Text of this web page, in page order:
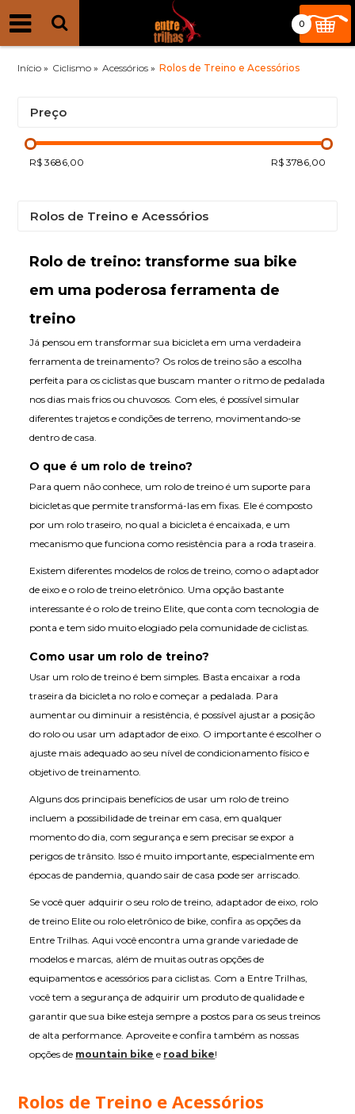
0
Início » Ciclismo » Acessórios » Rolos de Treino e Acessórios
Preço
R$ 3686,00 R$ 3786,00
Rolos de Treino e Acessórios
Rolo de treino: transforme sua bike
em uma poderosa ferramenta de
treino
Já pensou em transformar sua bicicleta em uma verdadeira
ferramenta de treinamento? Os rolos de treino são a escolha
perfeita para os ciclistas que buscam manter o ritmo de pedalada
nos dias mais frios ou chuvosos. Com eles, é possível simular
diferentes trajetos e condições de terreno, movimentando-se
dentro de casa.
O que é um rolo de treino?
Para quem não conhece, um rolo de treino é um suporte para
bicicletas que permite transformá-las em fixas. Ele é composto
por um rolo traseiro, no qual a bicicleta é encaixada, e um
mecanismo que funciona como resistência para a roda traseira.
Existem diferentes modelos de rolos de treino, como o adaptador
de eixo e o rolo de treino eletrônico. Uma opção bastante
interessante é o rolo de treino Elite, que conta com tecnologia de
ponta e tem sido muito elogiado pela comunidade de ciclistas.
Como usar um rolo de treino?
Usar um rolo de treino é bem simples. Basta encaixar a roda
traseira da bicicleta no rolo e começar a pedalada. Para
aumentar ou diminuir a resistência, é possível ajustar a posição
do rolo ou usar um adaptador de eixo. O importante é escolher o
ajuste mais adequado ao seu nível de condicionamento físico e
objetivo de treinamento.
Alguns dos principais benefícios de usar um rolo de treino
incluem a possibilidade de treinar em casa, em qualquer
momento do dia, com segurança e sem precisar se expor a
perigos de trânsito. Isso é muito importante, especialmente em
épocas de pandemia, quando sair de casa pode ser arriscado.
Se você quer adquirir o seu rolo de treino, adaptador de eixo, rolo
de treino Elite ou rolo eletrônico de bike, confira as opções da
Entre Trilhas. Aqui você encontra uma grande variedade de
modelos e marcas, além de muitas outras opções de
equipamentos e acessórios para ciclistas. Com a Entre Trilhas,
você tem a segurança de adquirir um produto de qualidade e
garantir que sua bike esteja sempre a postos para os seus treinos
de alta performance. Aproveite e confira também as nossas
opções de mountain bike e road bike!
Rolos de Treino e Acessórios